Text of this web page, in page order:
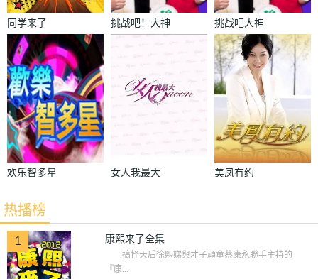
同学来了 挑战吧！大神 挑战吧大神
欢乐智多星
女人我最大
美凤有约
热播榜
1 康熙来了全集
搞怪天后徐熙娣與才子頑童蔡康永聯手主持的
『康...